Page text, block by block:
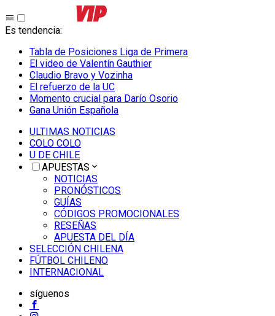
Es tendencia:
Tabla de Posiciones Liga de Primera
El video de Valentín Gauthier
Claudio Bravo y Vozinha
El refuerzo de la UC
Momento crucial para Darío Osorio
Gana Unión Española
ULTIMAS NOTICIAS
COLO COLO
U DE CHILE
APUESTAS
NOTICIAS
PRONÓSTICOS
GUÍAS
CÓDIGOS PROMOCIONALES
RESEÑAS
APUESTA DEL DÍA
SELECCIÓN CHILENA
FÚTBOL CHILENO
INTERNACIONAL
síguenos